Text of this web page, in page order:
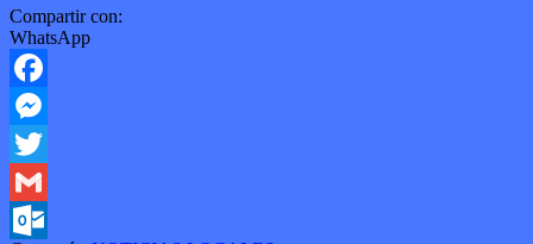
Compartir con:
WhatsApp
Facebook
Messenger
Twitter
Gmail